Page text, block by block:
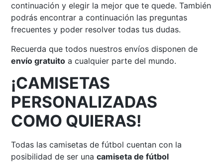
continuación y elegir la mejor que te quede. También
podrás encontrar a continuación las preguntas
frecuentes y poder resolver todas tus dudas.
Recuerda que todos nuestros envíos disponen de
envío gratuito a cualquier parte del mundo.
¡CAMISETAS
PERSONALIZADAS
COMO QUIERAS!
Todas las camisetas de fútbol cuentan con la
posibilidad de ser unacamiseta de fútbol